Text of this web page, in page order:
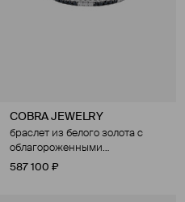
COBRA JEWELRY
браслет из белого золота с
облагороженными
бриллиантами
587 100 ₽